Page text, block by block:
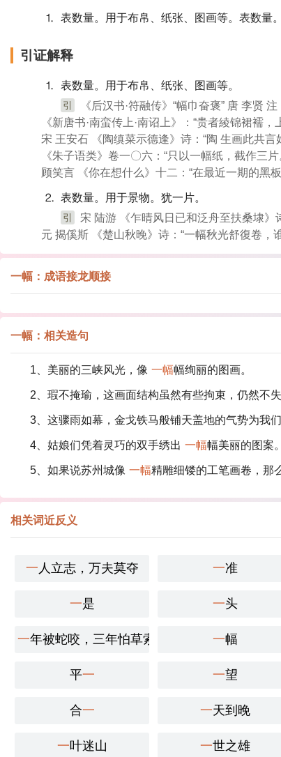
⒈ 表数量。用于布帛、纸张、图画等。表数量
引证解释
⒈ 表数量。用于布帛、纸张、图画等。
引
《后汉书·符融传》“幅巾奋褒” 唐 李贤
《新唐书·南蛮传上·南诏上》：“贵者綾锦裙襦，
宋 王安石 《陶缜菜示德逢》诗：“陶 生画此共言
《朱子语类》卷一〇六：“只以一幅纸，截作三片
顾笑言 《你在想什么》十二：“在最近一期的黑
⒉ 表数量。用于景物。犹一片。
引
宋 陆游 《乍晴风日已和泛舟至扶桑埭》
元 揭傒斯 《楚山秋晚》诗：“一幅秋光舒復卷，
一幅：成语接龙顺接
一幅：相关造句
1、美丽的三峡风光，像 一幅幅绚丽的图画。
2、瑕不掩瑜，这画面结构虽然有些拘束，仍然不
3、这骤雨如幕，金戈铁马般铺天盖地的气势为我
4、姑娘们凭着灵巧的双手绣出 一幅幅美丽的图案。
5、如果说苏州城像 一幅精雕细镂的工笔画卷，那
相关词近反义
一 人立志，万夫莫夺 一准
一是 一头
一年被蛇咬，三年怕草索 一幅
平一 一望
合一 一天到晚
一叶迷山 一世之雄